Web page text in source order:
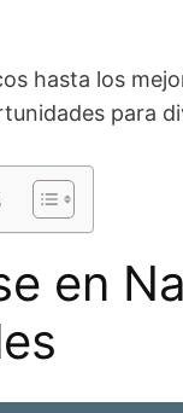
hasta los
para
en